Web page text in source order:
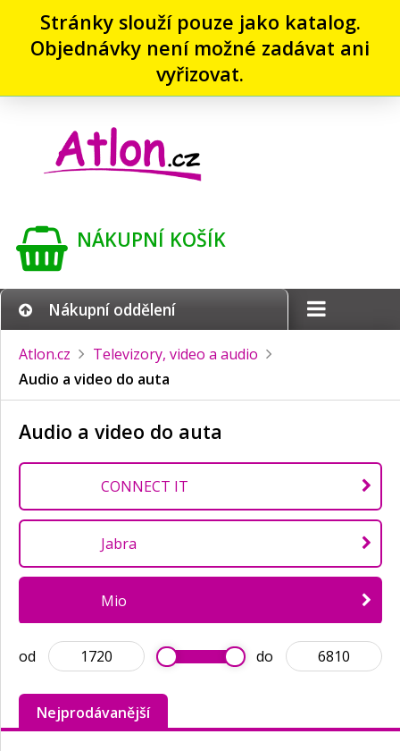
Stránky slouží pouze jako katalog.
Objednávky není možné zadávat ani
vyřizovat.
NÁKUPNÍ KOŠÍK
Nákupní oddělení
Atlon.cz
Televizory, video a audio
Audio a video do auta
Audio a video do auta
CONNECT IT
Jabra
Mio
Pioneer
PremiumCord
od do
Nejprodávanější